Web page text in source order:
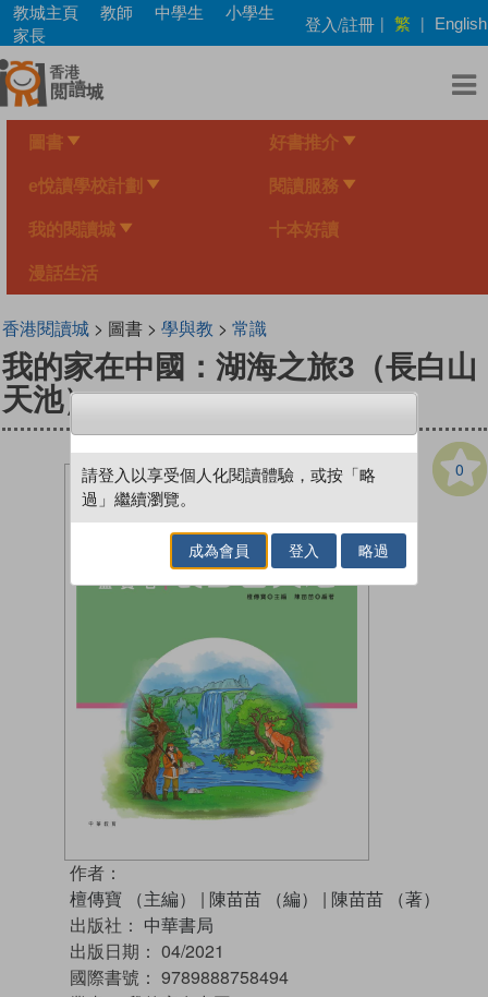
Skip
main
content
教城主頁 教師 中學生
小學生
家長
登入/註冊 | 繁 | English
圖書 好書推介
e悅讀學校計劃 閱讀服務
我的閱讀城 十本好讀
漫話生活
香港閱讀城> 圖書 > 學與教 > 常識
我的家在中國：湖海之旅3（長白山
天池）
0
作者：
檀傳寶 （主編）
| 陳苗苗 （編） | 陳苗苗 （著）
出版社： 中華書局
出版日期： 04/2021
國際書號： 9789888758494
請登入以享受個人化閱讀體驗，或按「略
過」繼續瀏覽。
成為會員 登入 略過